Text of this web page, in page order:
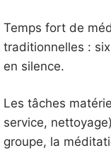
Temps fort de
traditionnelles :
en silence.
Les tâches
service,
groupe, la